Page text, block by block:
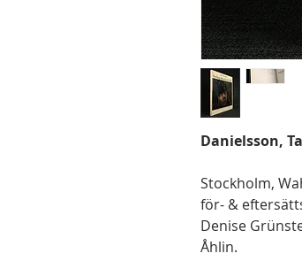
Danielsson,
Stockholm,
för- &
Denise
Åhlin.